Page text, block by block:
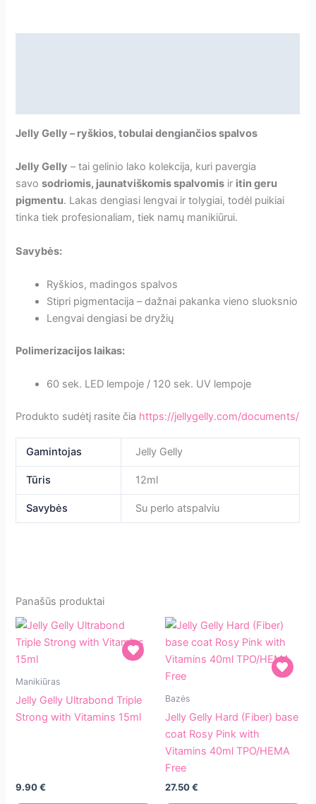
Jelly Gelly – ryškios, tobulai dengiančios spalvos
Jelly Gelly – tai gelinio lako kolekcija, kuri pavergia
savosodriomis, jaunatviškomis spalvomis ir itin geru
pigmentu. Lakas dengiasi lengvai ir tolygiai, todėl puikiai
tinka tiek profesionaliam, tiek namų manikiūrui.
Savybės:
Ryškios, madingos spalvos
Stipri pigmentacija – dažnai pakanka vieno sluoksnio
Lengvai dengiasi be dryžių
Polimerizacijos laikas:
60 sek. LED lempoje / 120 sek. UV lempoje
Produkto sudėtį rasite čia https://jellygelly.com/documents/
Gamintojas Jelly Gelly
Tūris 12ml
Savybės Su perlo atspalviu
Panašūs produktai
Jelly
Ultrabond
15ml
Manikiūras
Jelly Gelly Ultrabond Triple
Strong with Vitamins 15ml
9.90€
Jelly
Hard
Rosy
Bazės
Jelly Gelly Hard (Fiber) base
coat Rosy Pink with
Vitamins 40ml TPO/HEMA
Free
27.50€